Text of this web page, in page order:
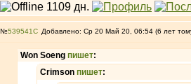
№539541 Добавлено: Ср 20 Май 20, 06:54 (6 лет
Won Soeng пишет:
Crimson пишет: